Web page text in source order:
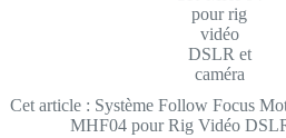
o
l
l
o
F
o
Cet article : Système Follow Focus
MHF04 pour Rig Vidéo